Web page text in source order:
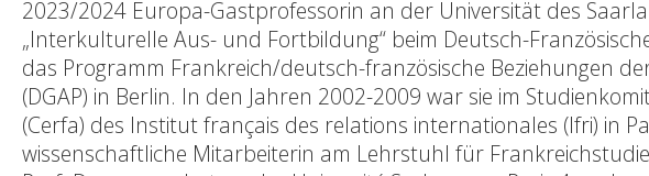
2023/2024 Europa-Gastprofessorin an der Universität des
„Interkulturelle Aus- und Fortbildung“ beim Deutsch-
das Programm Frankreich/deutsch-französische Beziehungen
(DGAP) in Berlin. In den Jahren 2002-2009 war sie im
(Cerfa) des Institut français des relations internationales (Ifri) in
wissenschaftliche Mitarbeiterin am Lehrstuhl für